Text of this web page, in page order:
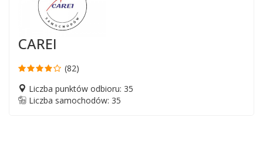
CAREI
(82)
Liczba punktów odbioru: 35
Liczba samochodów: 35